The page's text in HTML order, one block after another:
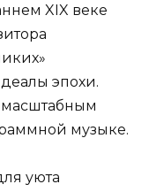
XIX веке
эпохи.
масштабным
музыке.
уюта